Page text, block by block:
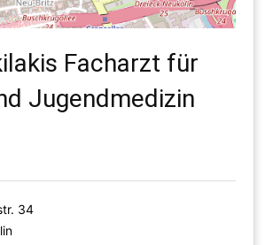
Facharzt für
Jugendmedizin
34